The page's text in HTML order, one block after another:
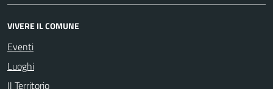
VIVERE IL COMUNE
Eventi
Luoghi
Il Territorio